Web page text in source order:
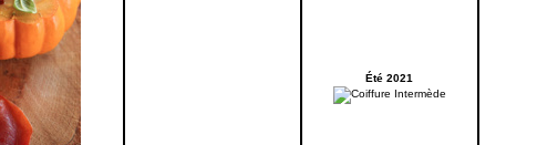
Été 2021